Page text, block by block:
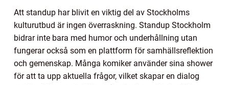
Att standup har blivit en viktig del av Stockholms
kulturutbud är ingen överraskning. Standup Stockholm
bidrar inte bara med humor och underhållning utan
fungerar också som en plattform för samhällsreflektion
och gemenskap. Många komiker använder sina shower
för att ta upp aktuella frågor, vilket skapar en dialog